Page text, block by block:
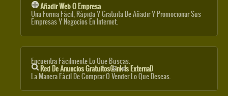
Añadir Web O Empresa
Una Forma Fácil, Rápida Y Gratuita De Añadir Y Promocionar Sus
Empresas Y Negocios En Internet.
Encuentra Fácilmente Lo Que Buscas.
Red De Anuncios Gratuitos(link Is External)
La Manera Fácil De Comprar O Vender Lo Que Deseas.